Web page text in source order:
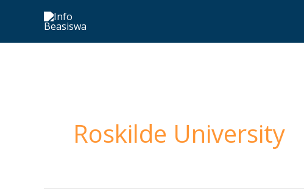
content
Roskilde University